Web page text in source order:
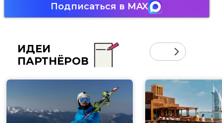
Подписаться в MAX
ИДЕИ
ПАРТНЁРОВ